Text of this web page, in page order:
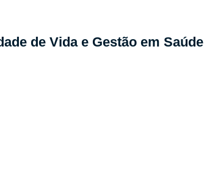
de Vida e Gestão em Saúde